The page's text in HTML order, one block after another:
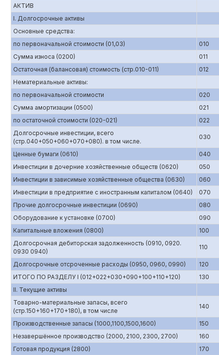
АКТИВ
I. Долгосрочные активы
Основные средства:
по первоначальной стоимости (01,03)
010
Сумма износа (0200)
011
Остаточная (балансовая) стоимость (стр.010-011)
012
Нематериальные активы:
по первоначальной стоимости
020
Сумма амортизации (0500)
021
по остаточной стоимости (020-021)
022
Долгосрочные инвестиции, всего
(стр.040+050+060+070+080). в том числе.
030
Ценные бумаги (0610)
040
Инвестиции в дочерние хозяйственные обществ (0620)
050
Инвестиции в зависимые хозяйственные общества (0630)
060
Инвестиции в предприятие с иностранным капиталом (0640)
070
Прочие долгосрочные инвестиции (0690)
080
Оборудование к установке (0700)
090
Капитальные вложения (0800)
100
Долгосрочная дебиторская задолженность (0910, 0920.
0930 0940)
110
Долгосрочные отсроченные расходы (0950, 0960, 0990)
120
ИТОГО ПО РАЗДЕЛУ I (012+022+030+090+100+110+120)
130
II. Текущие активы
Товарно-материальные запасы, всего
(стр.150+160+170+180), в том числе
140
Производственные запасы (1000,1100,1500,1600)
150
Незавершённое производство (2000, 2100, 2300, 2700)
160
Готовая продукция (2800)
170